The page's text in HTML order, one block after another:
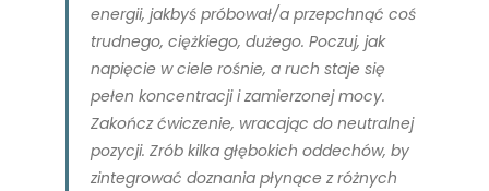
energii, jakbyś próbował/a przepchnąć coś
trudnego, ciężkiego, dużego. Poczuj, jak
napięcie w ciele rośnie, a ruch staje się
pełen koncentracji i zamierzonej mocy.
Zakończ ćwiczenie, wracając do neutralnej
pozycji. Zrób kilka głębokich oddechów, by
zintegrować doznania płynące z różnych